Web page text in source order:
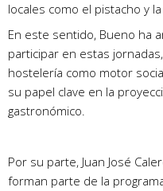
locales como el pistacho y
En este sentido, Bueno ha
participar en estas
hostelería como motor
su papel clave en la
gastronómico.
Por su parte, Juan José
forman parte de la